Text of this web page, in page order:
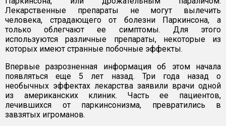
Лекарственные препараты не могут вылечить
человека, страдающего от болезни Паркинсона, а
только облегчают ее симптомы. Для этого
используются различные препараты, некоторые из
которых имеют странные побочные эффекты.
Впервые разрозненная информация об этом начала
появляться еще 5 лет назад. Три года назад о
необычных эффектах лекарства заявили врачи одной
из американских клиник. Часть ее пациентов,
лечившихся от паркинсонизма, превратились в
завзятых игроманов.